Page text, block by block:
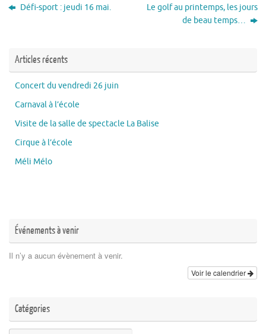
Défi-sport : jeudi 16 mai.
Le golf au printemps, les jours
de beau temps…
Articles récents
Concert du vendredi 26 juin
Carnaval à l’école
Visite de la salle de spectacle La Balise
Cirque à l’école
Méli Mélo
Événements à venir
Il n’y a aucun évènement à venir.
Voir le calendrier
Catégories